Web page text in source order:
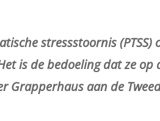
stressstoornis (PTSS)
is de bedoeling dat ze op
aan de